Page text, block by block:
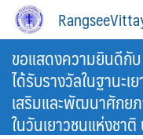
Skip
ขอแสดงความยินดีกั
ได้รับรางวัลในฐานะ
เสริมและพัฒนาศักยภ
ในวันเยาวชนแห่งชา